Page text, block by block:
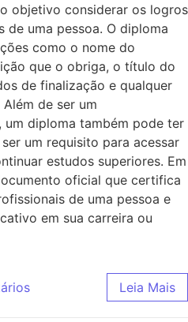
objetivo considerar os logros
de uma pessoa. O diploma
como o nome do
que o obriga, o título do
de finalização e qualquer
de ser um
diploma também pode ter
um requisito para acessar
estudos superiores. Em
oficial que certifica
de uma pessoa e
em sua carreira ou
Leia Mais